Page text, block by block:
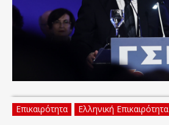
Επικαιρότητα Ελληνική Επικαιρότητα